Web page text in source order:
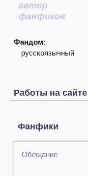
автор
фанфиков
Фандом:
русскоязычный
Работы на сайте
Фанфики
Обещание